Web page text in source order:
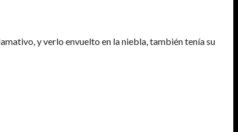
y verlo envuelto en la niebla, también tenía su